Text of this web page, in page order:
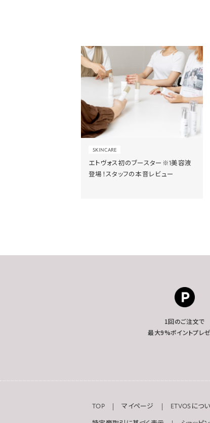
SKINCARE
エトヴォス初のブースター※1美容液
登場！スタッフの本音レビュー
1回のご注文で
最大9%ポイントプレ
TOP マイページ ETVOSにつ